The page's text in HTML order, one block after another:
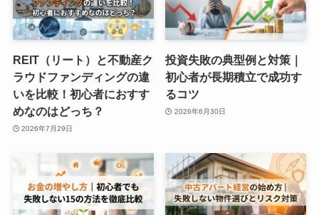
REIT（リート）と不動産ク
ラウドファンディングの違
いを比較！初心者におすす
めなのはどっち？
2026年7月29日
投資失敗の典型例と対策｜
初心者が長期積立で成功す
るコツ
2026年6月30日